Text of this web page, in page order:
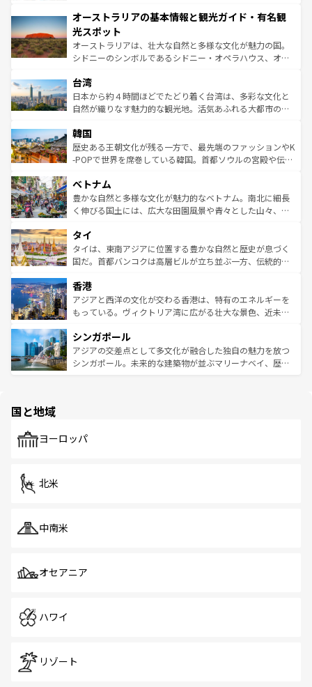
部のニューオーリンズでは、音楽と美食が融合した独特の
文化が魅力。旅行者はアメリカの各地域で異なる魅力を楽
しみながら、その多様性と豊かな歴史を感じることができ
るだろう。車でのロードトリップや列車の旅も、アメリカ
情報は
ワイ島は見逃せない。また、定番の観光地といえばオアフ
島だが、静かな自然を求めるならマウイ島やカウアイ島が
おすすめ。エメラルドグリーンに輝く海をはじめ、豊かな
文化や歴史が息づいている。「アロハスピリット」と呼ば
人々、おいしいローカルフードやハワイアンミュージッ
ク、伝統的なフラダンスなど、すべてがハワイの魅力を彩
っている。訪れるたびに新しい発見と感動が待っているハ
はコンテンツ一覧
オーストラリアの基本情報と観光ガイド・有名観
光スポット
オーストラリアは、壮大な自然と多様な文化が魅力の国。
シドニーのシンボルであるシドニー・オペラハウス、オー
リアリーフや大陸中央部にそびえるウルル（エアーズロッ
ク）、タスマニアの美しい原生林やケアンズの熱帯雨林な
ど、見どころがたくさん。また、カフェやワイン、オージ
いる。アクティビティも充実しており、サーフィンやダイ
ビング、ハイキングなど、アウトドア好きにはたまらな
い。オーストラリアの多彩な魅力を存分に味わいつくそ
参照してほしい。
台湾
日本から約４時間ほどでたどり着く台湾は、多彩な文化と
自然が織りなす魅力的な観光地。活気あふれる大都市の台
ン）、静ひつな山岳地帯である台湾東部など、都市の喧騒
と山間の静けさが共存しており、訪れる人に新しい発見と
驚きをもたらしてくれる。また、奥深い台湾の食文化も魅
容にもいいと評判のスイーツなど、バラエティ豊かな料理
が味わえる。 なお、新着の台湾情報は コンテンツ一覧を参
照してほしい。
韓国
歴史ある王朝文化が残る一方で、最先端のファッションやK
-POPで世界を席巻している韓国。首都ソウルの宮殿や伝統
き、地方に足を延ばせば四季折々の自然美を楽しむことが
できる。そして、キムチや焼肉、絶品のストリートフード
まで、さまざまな韓国料理が待っている。夜には、韓国な
リティに包まれながら、韓国の多彩な魅力を心ゆくまで味
わってみてほしい。 なお、新着の韓国情報はコンテンツ一
覧を参照してほしい。
ベトナム
豊かな自然と多様な文化が魅力的なベトナム。南北に細長
く伸びる国土には、広大な田園風景や青々とした山々、世
急速な発展と共に伝統が息づく。ハノイの古い町並みやホ
ーチミン市のフランス統治時代の建物も、独特の雰囲気を
醸し出している。また、バラエティの豊かさとおいしさで
とつ。フォーやバインミー、ベトナムコーヒーなどは、ぜ
ひ現地で味わいたい。どの地域を訪れてもあたたかい人々
が旅行者を迎えてくれるので、きっと忘れられない旅にな
参照してほしい。
タイ
タイは、東南アジアに位置する豊かな自然と歴史が息づく
国だ。首都バンコクは高層ビルが立ち並ぶ一方、伝統的な
の活気が交差している。北部ではチェンマイなどの山岳地
帯で自然と触れ合い、南部ではプーケットやクラビの美し
いビーチでリゾート気分を楽しむことができる。タイ料理
激する。気候は一年中温暖で、どの季節にも異なる楽しみ
が待っている。親しみやすいタイの人々、仏教を中心とし
た文化、そして多様な観光資源が、訪れる旅人を魅了し続
香港
アジアと西洋の文化が交わる香港は、特有のエネルギーを
もっている。ヴィクトリア湾に広がる壮大な景色、近未来
み、どこを訪れても感動するはず。観光スポットが密集し
ており、効率よく見どころを回れるのも魅力。息をのむよ
うな絶景から文化的な体験まで、香港を存分に楽しみ尽く
シンガポール
アジアの交差点として多文化が融合した独自の魅力を放つ
シンガポール。未来的な建築物が並ぶマリーナベイ、歴史
で、ホーカーズは地元の風情を楽しめる外せないスポット
国と地域
ヨーロッパ
北米
中南米
オセアニア
ハワイ
リゾート